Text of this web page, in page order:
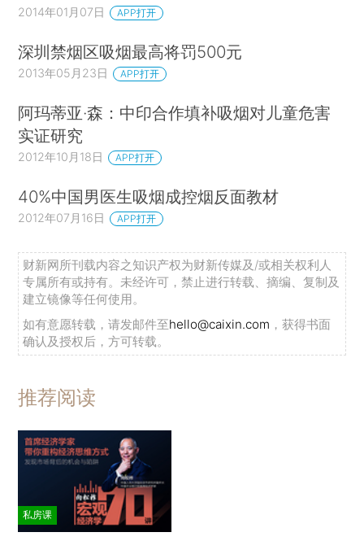
2014年01月07日 APP打开
深圳禁烟区吸烟最高将罚500元
2013年05月23日 APP打开
阿玛蒂亚·森：中印合作填补吸烟对儿童危害
实证研究
2012年10月18日 APP打开
40%中国男医生吸烟成控烟反面教材
2012年07月16日 APP打开
财新网所刊载内容之知识产权为财新传媒及/或相关权利人
专属所有或持有。未经许可，禁止进行转载、摘编、复制及
建立镜像等任何使用。
如有意愿转载，请发邮件至hello@caixin.com ，获得书面
确认及授权后，方可转载。
推荐阅读
私房课